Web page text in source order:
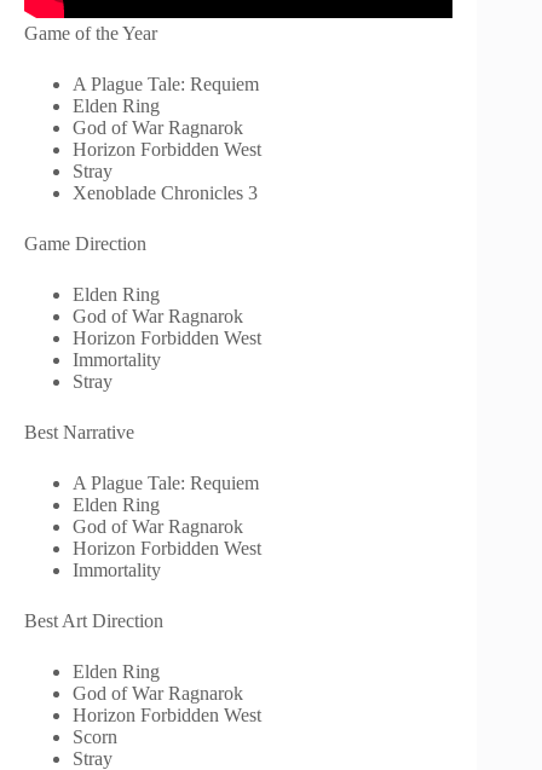
Game of the Year
A Plague Tale: Requiem
Elden Ring
God of War Ragnarok
Horizon Forbidden West
Stray
Xenoblade Chronicles 3
Game Direction
Elden Ring
God of War Ragnarok
Horizon Forbidden West
Immortality
Stray
Best Narrative
A Plague Tale: Requiem
Elden Ring
God of War Ragnarok
Horizon Forbidden West
Immortality
Best Art Direction
Elden Ring
God of War Ragnarok
Horizon Forbidden West
Scorn
Stray